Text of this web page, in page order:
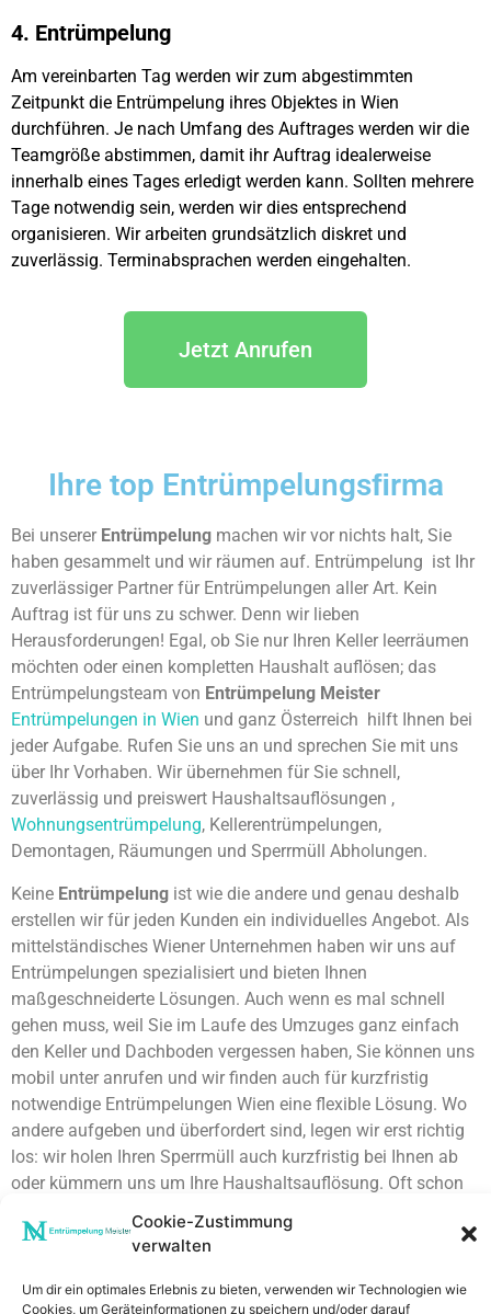
Cookie-Zustimmung
verwalten
Um dir ein optimales Erlebnis zu bieten, verwenden wir Technologien wie
Cookies, um Geräteinformationen zu speichern und/oder darauf
4. Entrümpelung
Am vereinbarten Tag werden wir zum abgestimmten
Zeitpunkt die Entrümpelung ihres Objektes in Wien
durchführen. Je nach Umfang des Auftrages werden wir die
Teamgröße abstimmen, damit ihr Auftrag idealerweise
innerhalb eines Tages erledigt werden kann. Sollten mehrere
Tage notwendig sein, werden wir dies entsprechend
organisieren. Wir arbeiten grundsätzlich diskret und
zuverlässig. Terminabsprachen werden eingehalten.
Jetzt Anrufen
Ihre top Entrümpelungsﬁrma
Bei unserer Entrümpelung machen wir vor nichts halt, Sie
haben gesammelt und wir räumen auf. Entrümpelung ist Ihr
zuverlässiger Partner für Entrümpelungen aller Art. Kein
Auftrag ist für uns zu schwer. Denn wir lieben
Herausforderungen! Egal, ob Sie nur Ihren Keller leerräumen
möchten oder einen kompletten Haushalt auflösen; das
Entrümpelungsteam von Entrümpelung Meister
Entrümpelungen in Wien und ganz Österreich hilft Ihnen bei
jeder Aufgabe. Rufen Sie uns an und sprechen Sie mit uns
über Ihr Vorhaben. Wir übernehmen für Sie schnell,
zuverlässig und preiswert Haushaltsauflösungen ,
Wohnungsentrümpelung, Kellerentrümpelungen,
Demontagen, Räumungen und Sperrmüll Abholungen.
Keine Entrümpelung ist wie die andere und genau deshalb
erstellen wir für jeden Kunden ein individuelles Angebot. Als
mittelständisches Wiener Unternehmen haben wir uns auf
Entrümpelungen spezialisiert und bieten Ihnen
maßgeschneiderte Lösungen. Auch wenn es mal schnell
gehen muss, weil Sie im Laufe des Umzuges ganz einfach
den Keller und Dachboden vergessen haben, Sie können uns
mobil unter anrufen und wir finden auch für kurzfristig
notwendige Entrümpelungen Wien eine flexible Lösung. Wo
andere aufgeben und überfordert sind, legen wir erst richtig
los: wir holen Ihren Sperrmüll auch kurzfristig bei Ihnen ab
oder kümmern uns um Ihre Haushaltsauflösung. Oft schon